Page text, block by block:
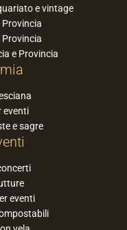
e vintage
Provincia
e Provincia
eventi
e sagre
eventi